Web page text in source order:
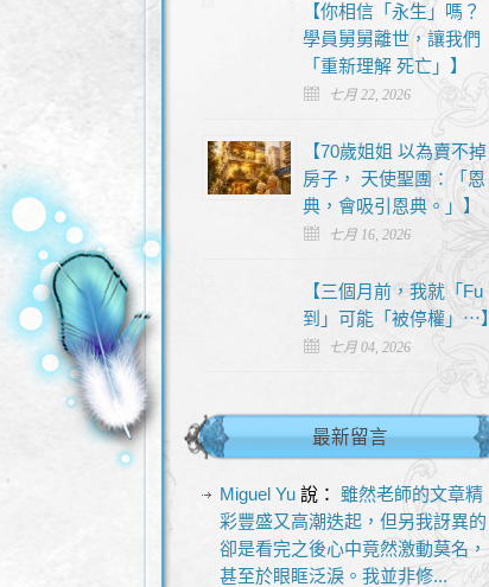
【你相信「永生」嗎？
學員舅舅離世，讓我們
「重新理解 死亡」】
七月 22, 2026
【70歲姐姐 以為賣不掉
房子， 天使聖團：「恩
典，會吸引恩典。」】
七月 16, 2026
【三個月前，我就「Fu
到」可能「被停權」⋯】
七月 04, 2026
最新留言
Miguel Yu說： 雖然老師的文章精
彩豐盛又高潮迭起，但另我訝異的
卻是看完之後心中竟然激動莫名，
甚至於眼眶泛淚。我並非修...